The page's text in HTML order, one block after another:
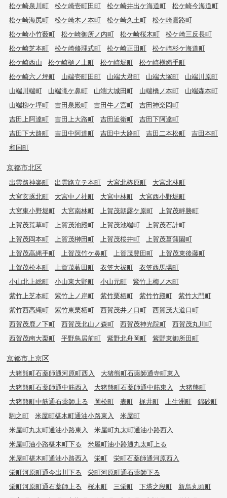
松ケ崎泉川町
松ケ崎壱町田町 松ケ崎井出ケ海道町
松ケ崎今海道町
松ケ崎海尻町
松ケ崎木ノ本町 松ケ崎久土町
松ケ崎雲路町
松ケ崎小竹薮町
松ケ崎御所ノ内町 松ケ崎桜木町
松ケ崎三反長町
松ケ崎芝本町
松ケ崎修理式町 松ケ崎正田町
松ケ崎杉ケ海道町
松ケ崎西山
松ケ崎樋ノ上町 松ケ崎堀町
松ケ崎横縄手町
松ケ崎六ノ坪町
山端壱町田町 山端大君町 山端大塚町
山端川原町
山端川端町
山端滝ケ鼻町 山端大城田町 山端橋ノ本町
山端森本町
山端柳ケ坪町
吉田泉殿町 吉田牛ノ宮町
吉田神楽岡町
吉田上阿達町
吉田上大路町 吉田近衛町
吉田下阿達町
吉田下大路町
吉田中阿達町 吉田中大路町 吉田二本松町
吉田本町
和国町
京都市北区
出雲路神楽町 出雲路立テ本町 大宮北椿原町
大宮北林町
大宮玄琢北町
大宮中ノ社町 大宮中林町
大宮西小野堀町
大宮東小野堀町
大宮南林町 上賀茂朝露ケ原町
上賀茂畔勝町
上賀茂荒草町
上賀茂池殿町 上賀茂池端町
上賀茂石計町
上賀茂岡本町
上賀茂榊田町 上賀茂桜井町
上賀茂菖蒲園町
上賀茂高縄手町
上賀茂竹ケ鼻町 上賀茂豊田町
上賀茂東後藤町
上賀茂松本町
上賀茂薮田町 衣笠大祓町
衣笠西馬場町
小山北上総町
小山東大野町 小山元町
紫竹上梅ノ木町
紫竹上芝本町
紫竹上ノ岸町 紫竹栗栖町 紫竹竹殿町
紫竹大門町
紫竹西高縄町
紫竹東栗栖町 西賀茂井ノ口町
西賀茂大道口町
西賀茂鹿ノ下町
西賀茂北山ノ森町 西賀茂神光院町
西賀茂丸川町
西賀茂南大栗町
平野鳥居前町 紫野北舟岡町 紫野東御所田町
京都市上京区
大猪熊町石薬師通河原町西入
大猪熊町石薬師通寺町東入
大猪熊町石薬師通中筋西入
大猪熊町石薬師通中筋東入
大猪熊町
大猪熊町中筋通石薬師上る
岡松町 表町 梶井町 上生洲町
錦砂町
駒之町
米屋町椹木町通油小路東入
米屋町
米屋町丸太町通油小路東入
米屋町丸太町通油小路西入
米屋町油小路椹木町下る
米屋町油小路通丸太町上る
米屋町椹木町通油小路西入
栄町
栄町石薬師通河原西入
栄町河原町通今出川下る
栄町河原町通石薬師下る
栄町河原町通石薬師上る
桜木町 三栄町 下塔之段町
新烏丸頭町